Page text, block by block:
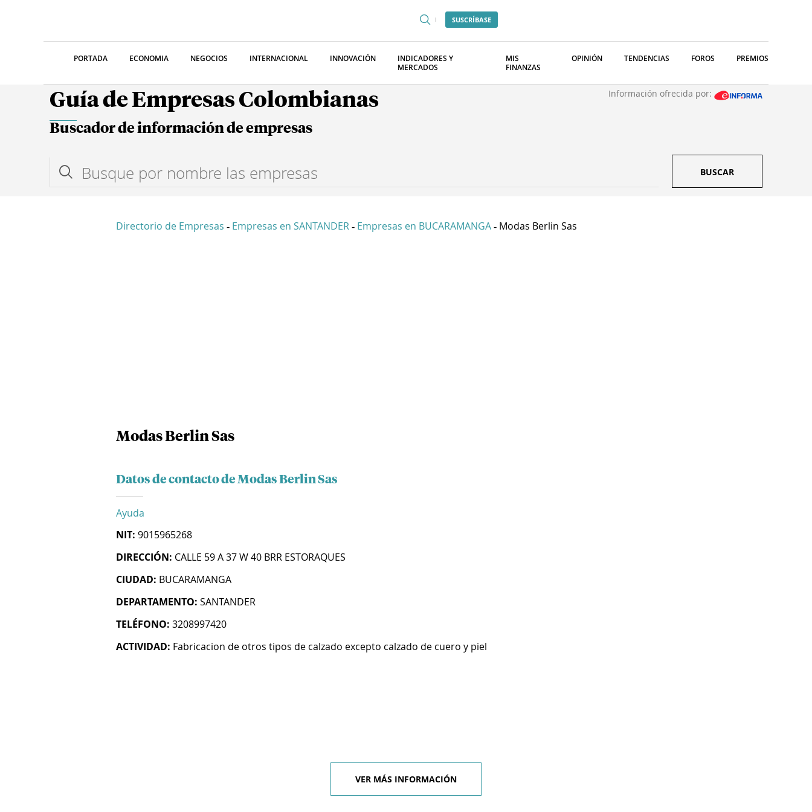
SUSCRÍBASE
PORTADA ECONOMIA NEGOCIOS INTERNACIONAL INNOVACIÓN
INDICADORES Y
MERCADOS
MIS
FINANZAS
OPINIÓN TENDENCIAS FOROS PREMIOS
Guía de Empresas Colombianas Información ofrecida por:
Buscador de información de empresas
BUSCAR
Directorio de Empresas - Empresas en SANTANDER - Empresas en BUCARAMANGA - Modas Berlin Sas
Modas Berlin Sas
Datos de contacto de Modas Berlin Sas
Ayuda
NIT: 9015965268
DIRECCIÓN: CALLE 59 A 37 W 40 BRR ESTORAQUES
CIUDAD: BUCARAMANGA
DEPARTAMENTO: SANTANDER
TELÉFONO: 3208997420
ACTIVIDAD: Fabricacion de otros tipos de calzado excepto calzado de cuero y piel
VER MÁS INFORMACIÓN